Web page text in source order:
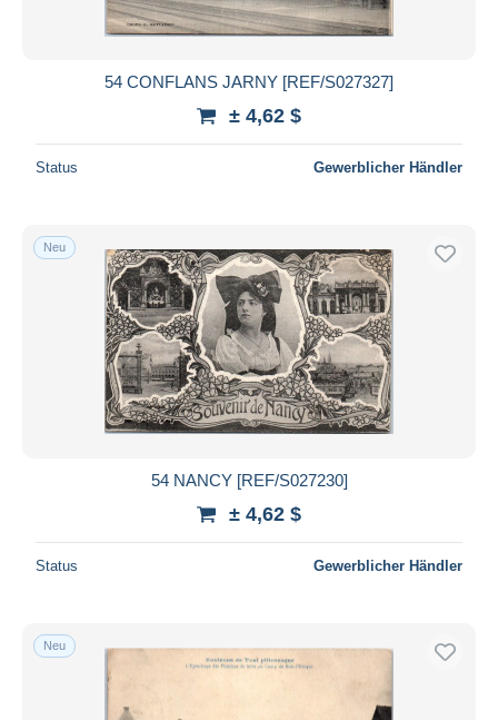
54 CONFLANS JARNY [REF/S027327]
± 4,62 $
Status Gewerblicher Händler
Neu
54 NANCY [REF/S027230]
± 4,62 $
Status Gewerblicher Händler
Neu